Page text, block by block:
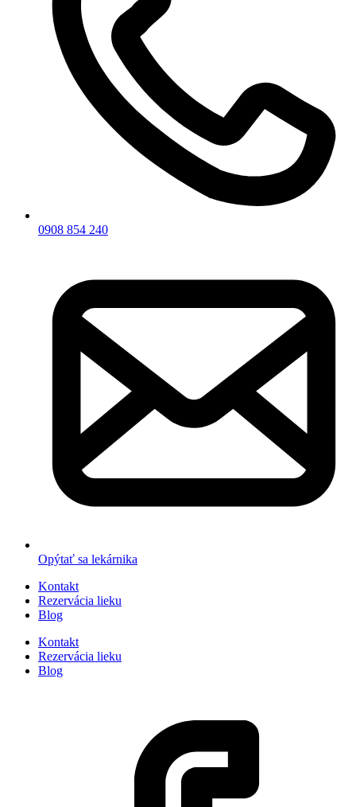
0908 854 240
Opýtať sa lekárnika
Kontakt
Rezervácia lieku
Blog
Kontakt
Rezervácia lieku
Blog